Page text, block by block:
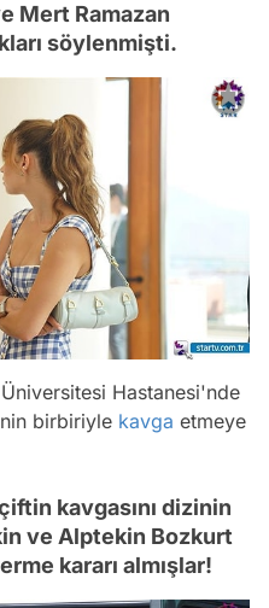
Mert Ramazan
söylenmişti.
Hastanesi'nde
birbiriyle kavga etmeye
kavgasını dizinin
ve Alptekin Bozkurt
kararı almışlar!